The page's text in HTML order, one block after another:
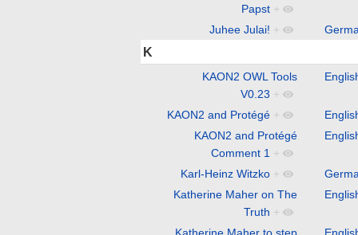
Papst +
Juhee Julai! +
K
KAON2 OWL Tools
V0.23 +
KAON2 and Protégé +
KAON2 and Protégé
Comment 1 +
Karl-Heinz Witzko +
Katherine Maher on The
Truth +